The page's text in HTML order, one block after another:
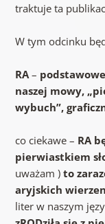
traktuje ta
W tym odcinku
RA –
naszej mowy,
wybuch”,
co ciekawe – RA
pierwiastkiem
uważam )to
aryjskich
liter w naszym